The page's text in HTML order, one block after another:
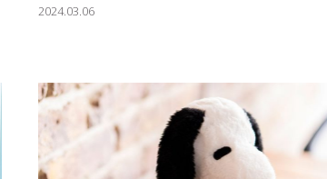
2024.03.06